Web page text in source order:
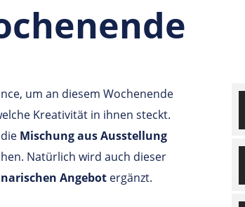
um an diesem Wochenende
Kreativität in ihnen steckt.
Mischung aus Ausstellung
Natürlich wird auch dieser
Angebot ergänzt.